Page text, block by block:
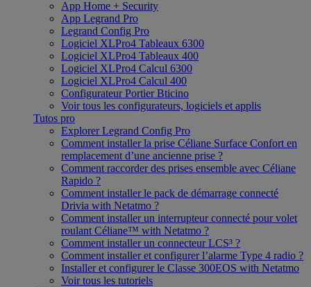
App Home + Security
App Legrand Pro
Legrand Config Pro
Logiciel XLPro4 Tableaux 6300
Logiciel XLPro4 Tableaux 400
Logiciel XLPro4 Calcul 6300
Logiciel XLPro4 Calcul 400
Configurateur Portier Bticino
Voir tous les configurateurs, logiciels et applis
Tutos pro
Explorer Legrand Config Pro
Comment installer la prise Céliane Surface Confort en
remplacement d’une ancienne prise ?
Comment raccorder des prises ensemble avec Céliane
Rapido ?
Comment installer le pack de démarrage connecté
Drivia with Netatmo ?
Comment installer un interrupteur connecté pour volet
roulant Céliane™ with Netatmo ?
Comment installer un connecteur LCS³ ?
Comment installer et configurer l’alarme Type 4 radio ?
Installer et configurer le Classe 300EOS with Netatmo
Voir tous les tutoriels